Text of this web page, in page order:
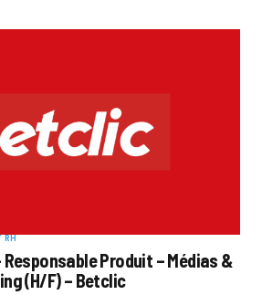
RH
Responsable Produit – Médias &
(H/F) – Betclic